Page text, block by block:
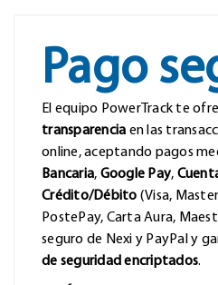
Pago
El equipo PowerTrack te
transparencia en las
online, aceptando pagos
Bancaria, Google Pay,
Crédito/Débito (Visa,
PostePay, Carta Aura,
seguro de Nexi y PayPal y
de seguridad encriptados.